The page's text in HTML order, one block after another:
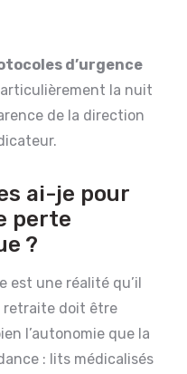
d’urgence
la nuit
de la direction
ai-je pour
perte
?
est une réalité qu’il
retraite doit être
l’autonomie que la
: lits médicalisés